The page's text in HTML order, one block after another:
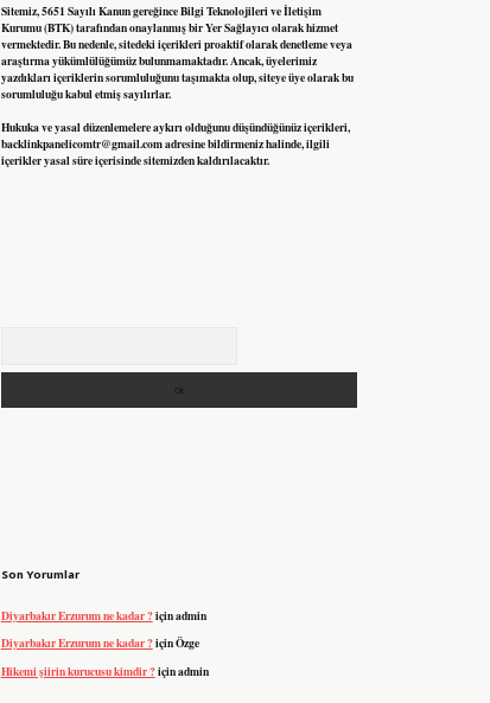
Sitemiz, 5651 Sayılı Kanun gereğince Bilgi Teknolojileri ve İletişim
Kurumu (BTK) tarafından onaylanmış bir Yer Sağlayıcı olarak hizmet
vermektedir. Bu nedenle, sitedeki içerikleri proaktif olarak denetleme veya
araştırma yükümlülüğümüz bulunmamaktadır. Ancak, üyelerimiz
yazdıkları içeriklerin sorumluluğunu taşımakta olup, siteye üye olarak bu
sorumluluğu kabul etmiş sayılırlar.
Hukuka ve yasal düzenlemelere aykırı olduğunu düşündüğünüz içerikleri,
backlinkpanelicomtr@gmail.comadresine bildirmeniz halinde, ilgili
içerikler yasal süre içerisinde sitemizden kaldırılacaktır.
Son Yorumlar
Diyarbakır Erzurum ne kadar ?içinadmin
Diyarbakır Erzurum ne kadar ?içinÖzge
Hikemi şiirin kurucusu kimdir ?içinadmin